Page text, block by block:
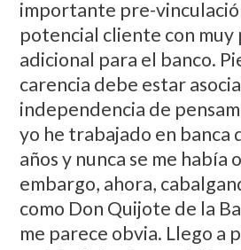
importante pre-
potencial cliente con muy
adicional para el banco.
carencia debe estar
independencia de
yo he trabajado en banca
años y nunca se me había
embargo, ahora,
como Don Quijote de la
me parece obvia. Llego a